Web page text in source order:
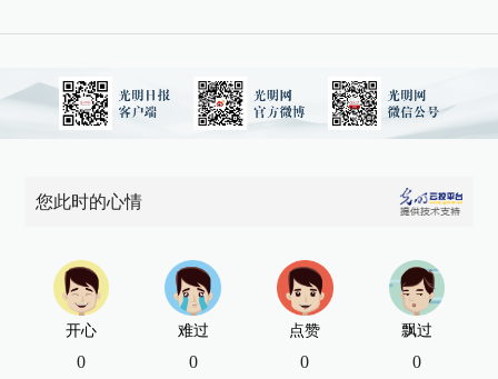
您此时的心情
开心
0
难过
0
点赞
0
飘过
0